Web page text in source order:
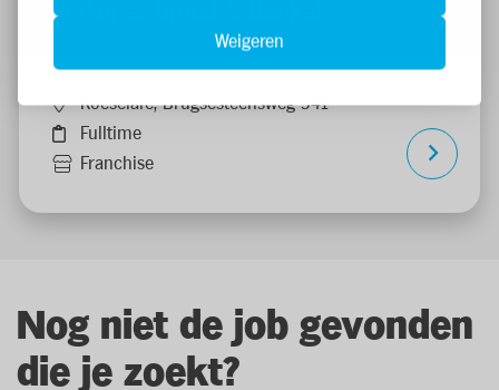
Weigeren
Verkoper Brood & Banket
Roeselare, Brugsesteensweg 341
Fulltime
Franchise
Nog niet de job gevonden
die je zoekt?